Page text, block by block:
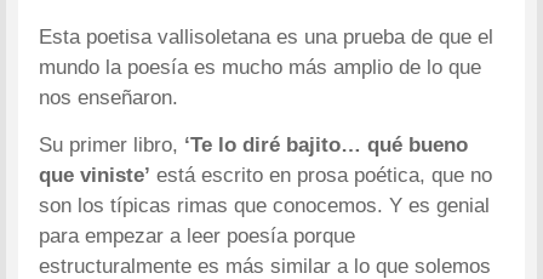
Esta poetisa vallisoletana es una prueba de que el
mundo la poesía es mucho más amplio de lo que
nos enseñaron.
Su primer libro, ‘Te lo diré bajito… qué bueno
que viniste’ está escrito en prosa poética, que no
son los típicas rimas que conocemos. Y es genial
para empezar a leer poesía porque
estructuralmente es más similar a lo que solemos